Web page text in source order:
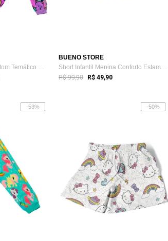
Conjunto Infantil Moletom Temático Perso...
BUENO STORE
Short Infantil Menina Conforto Estampado...
R$ 99,90 R$ 49,90
-53% -50%